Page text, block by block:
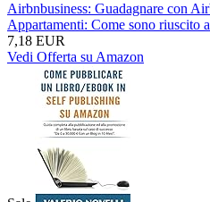
Airbnbusiness: Guadagnare con
Appartamenti: Come sono riuscito
7,18 EUR
Vedi Offerta su Amazon